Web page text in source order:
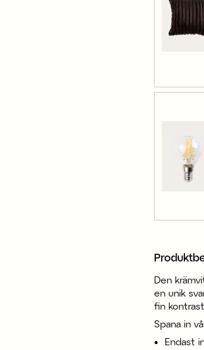
Den
en unik
fin
Spana in
Endast